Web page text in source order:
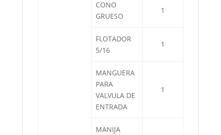
CONO
GRUESO
1
FLOTADOR
5/16
1
MANGUERA
PARA
VALVULA DE
ENTRADA
1
MANIJA